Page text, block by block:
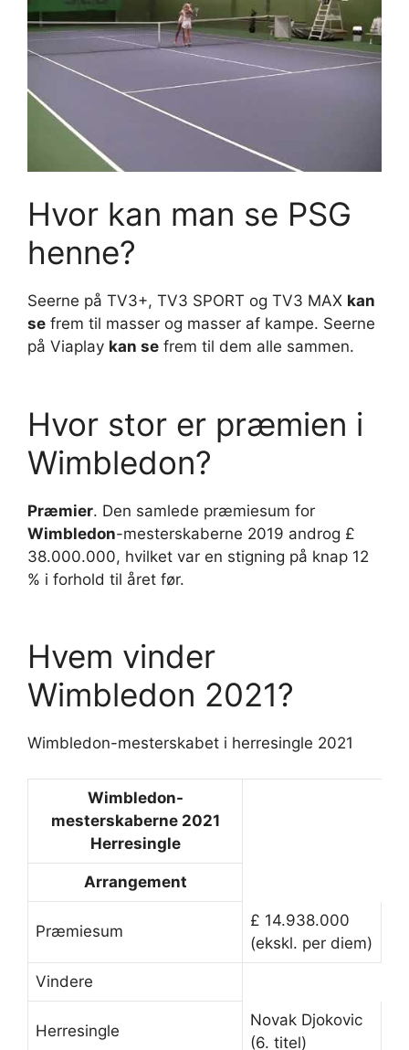
Hvor kan man se PSG
henne?
Seerne på TV3+, TV3 SPORT og TV3 MAX kan
se frem til masser og masser af kampe. Seerne
på Viaplay kan se frem til dem alle sammen.
Hvor stor er præmien i
Wimbledon?
Præmier. Den samlede præmiesum for
Wimbledon-mesterskaberne 2019 androg £
38.000.000, hvilket var en stigning på knap 12
% i forhold til året før.
Hvem vinder
Wimbledon 2021?
Wimbledon-mesterskabet i herresingle 2021
Wimbledon-
mesterskaberne 2021
Herresingle
Arrangement
Præmiesum
£ 14.938.000
(ekskl. per diem)
Vindere
Herresingle
Novak Djokovic
(6. titel)